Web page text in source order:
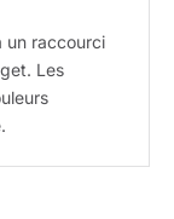
un raccourci
Les